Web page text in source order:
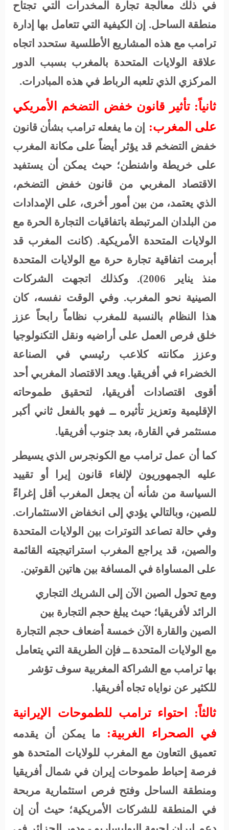
في ذلك معالجة تجارة المخدرات التي تجتاح
منطقة الساحل. إن الكيفية التي تتعامل بها إدارة
ترامب مع هذه المشاريع الأطلسية ستحدد اتجاه
علاقة الولايات المتحدة بالمغرب بسبب الدور
المركزي الذي تلعبه الرباط في هذه المبادرات.
ثانياً: تأثير قانون خفض التضخم الأمريكي
على المغرب:
إن ما يفعله ترامب بشأن قانون
خفض التضخم قد يؤثر أيضاً على مكانة المغرب
على خريطة واشنطن؛ حيث يمكن أن يستفيد
الاقتصاد المغربي من قانون خفض التضخم،
الذي يعتمد، من بين أمور أخرى، على الإمدادات
من البلدان المرتبطة باتفاقيات التجارة الحرة مع
الولايات المتحدة الأمريكية. (كانت المغرب قد
أبرمت اتفاقية تجارة حرة مع الولايات المتحدة
منذ يناير 2006). وكذلك اتجهت الشركات
الصينية نحو المغرب. وفي الوقت نفسه، كان
هذا النظام بالنسبة للمغرب نظاماً رابحاً عزز
خلق فرص العمل على أراضيه ونقل التكنولوجيا
وعزز مكانته كلاعب رئيسي في الصناعة
الخضراء في أفريقيا. ويعد الاقتصاد المغربي أحد
أقوى اقتصادات أفريقيا، لتحقيق طموحاته
الإقليمية وتعزيز تأثيره ــ فهو بالفعل ثاني أكبر
مستثمر في القارة، بعد جنوب أفريقيا.
كما أن عمل ترامب مع الكونجرس الذي يسيطر
عليه الجمهوريون لإلغاء قانون إيرا أو تقييد
السياسة من شأنه أن يجعل المغرب أقل إغراءً
للصين، وبالتالي يؤدي إلى انخفاض الاستثمارات.
وفي حالة تصاعد التوترات بين الولايات المتحدة
والصين، قد يراجع المغرب استراتيجيته القائمة
على المساواة في المسافة بين هاتين القوتين.
ومع تحول الصين الآن إلى الشريك التجاري
الرائد لأفريقيا؛ حيث يبلغ حجم التجارة بين
الصين والقارة الآن خمسة أضعاف حجم التجارة
مع الولايات المتحدة ــ فإن الطريقة التي يتعامل
بها ترامب مع الشراكة المغربية سوف تؤشر
للكثير عن نواياه تجاه أفريقيا.
ثالثاً: احتواء ترامب للطموحات الإيرانية
في الصحراء الغربية: ما يمكن أن يقدمه
تعميق التعاون مع المغرب للولايات المتحدة هو
فرصة إحباط طموحات إيران في شمال أفريقيا
ومنطقة الساحل وفتح فرص استثمارية مربحة
في المنطقة للشركات الأمريكية؛ حيث أن إن